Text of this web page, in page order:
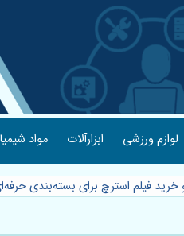
لوازم ورزشی ابزارآلات مواد
خرید فیلم استرچ برای بسته‌بندی